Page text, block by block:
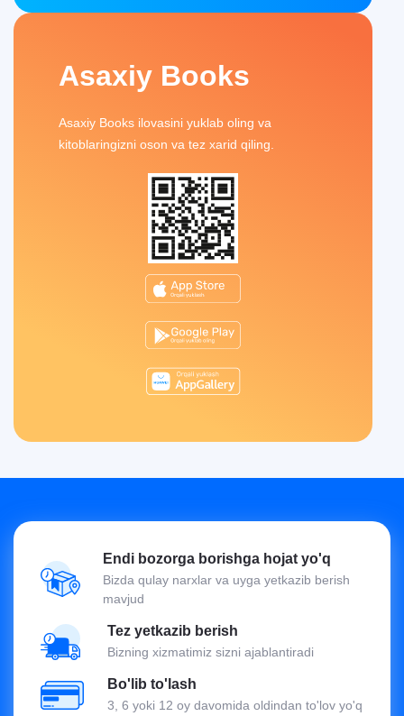
Asaxiy Books
Asaxiy Books ilovasini yuklab oling va
kitoblaringizni oson va tez xarid qiling.
Endi bozorga borishga hojat yo'q
Bizda qulay narxlar va uyga yetkazib berish
mavjud
Tez yetkazib berish
Bizning xizmatimiz sizni ajablantiradi
Bo'lib to'lash
3, 6 yoki 12 oy davomida oldindan to'lov yo'q